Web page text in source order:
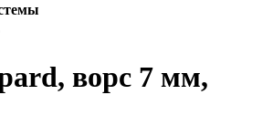
ворс 7 мм,